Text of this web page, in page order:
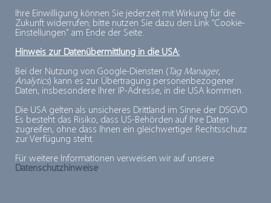
Ihre Einwilligung können Sie jederzeit mit Wirkung für die
Zukunft widerrufen; bitte nutzen Sie dazu den Link "Cookie-
Einstellungen" am Ende der Seite.
Hinweis zur Datenübermittlung in die USA:
Bei der Nutzung von Google-Diensten (Tag Manager,
Analytics) kann es zur Übertragung personenbezogener
Daten, insbesondere Ihrer IP-Adresse, in die USA kommen.
Die USA gelten als unsicheres Drittland im Sinne der DSGVO:
Es besteht das Risiko, dass US-Behörden auf Ihre Daten
zugreifen, ohne dass Ihnen ein gleichwertiger Rechtsschutz
zur Verfügung steht.
Für weitere Informationen verweisen wir auf unsere
Datenschutzhinweise.
Kontakt:
Deutsches Tiefkühlinstitut e.V.
Nina Kollas
E-Mail:kollas@tiefkuehlkost.de
www.tiefkuehlkost.de